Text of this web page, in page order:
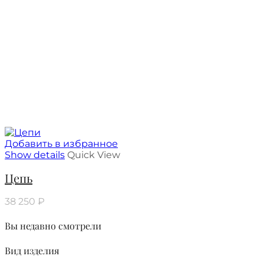
Добавить в избранное
Show details Quick View
Цепь
38 250 ₽
Вы недавно смотрели
Вид изделия